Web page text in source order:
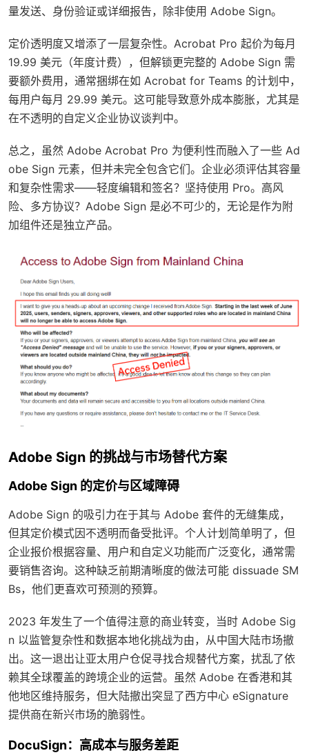
量发送、身份验证或详细报告，除非使用 Adobe Sign。
定价透明度又增添了一层复杂性。Acrobat Pro 起价为每月
19.99 美元（年度计费），但解锁更完整的 Adobe Sign 需
要额外费用，通常捆绑在如 Acrobat for Teams 的计划中，
每用户每月 29.99 美元。这可能导致意外成本膨胀，尤其是
在不透明的自定义企业协议谈判中。
总之，虽然 Adobe Acrobat Pro 为便利性而融入了一些 Ad
obe Sign 元素，但并未完全包含它们。企业必须评估其容量
和复杂性需求——轻度编辑和签名？坚持使用 Pro。高风
险、多方协议？Adobe Sign 是必不可少的，无论是作为附
加组件还是独立产品。
Adobe Sign 的挑战与市场替代方案
Adobe Sign 的定价与区域障碍
Adobe Sign 的吸引力在于其与 Adobe 套件的无缝集成，
但其定价模式因不透明而备受批评。个人计划简单明了，但
企业报价根据容量、用户和自定义功能而广泛变化，通常需
要销售咨询。这种缺乏前期清晰度的做法可能 dissuade SM
Bs，他们更喜欢可预测的预算。
2023 年发生了一个值得注意的商业转变，当时 Adobe Sig
n 以监管复杂性和数据本地化挑战为由，从中国大陆市场撤
出。这一退出让亚太用户仓促寻找合规替代方案，扰乱了依
赖其全球覆盖的跨境企业的运营。虽然 Adobe 在香港和其
他地区维持服务，但大陆撤出突显了西方中心 eSignature
提供商在新兴市场的脆弱性。
DocuSign：高成本与服务差距